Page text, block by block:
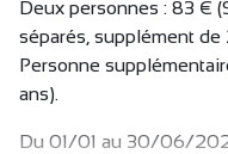
Deux personnes : 83 €
séparés, supplément
Personne
ans).
Du 01/01 au 30/06/